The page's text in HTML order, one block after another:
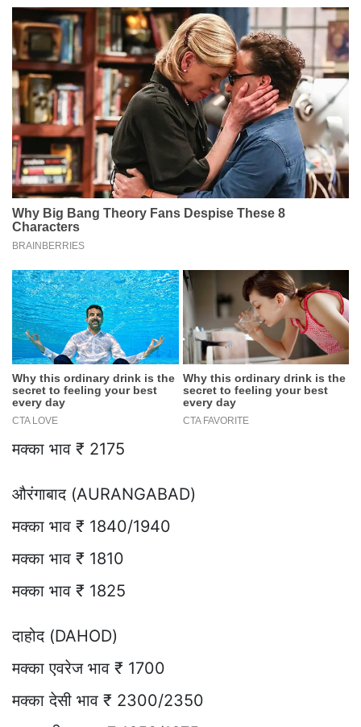
मक्का भाव ₹ 2175
औरंगाबाद (AURANGABAD)
मक्का भाव ₹ 1840/1940
मक्का भाव ₹ 1810
मक्का भाव ₹ 1825
दाहोद (DAHOD)
मक्का एवरेज भाव ₹ 1700
मक्का देसी भाव ₹ 2300/2350